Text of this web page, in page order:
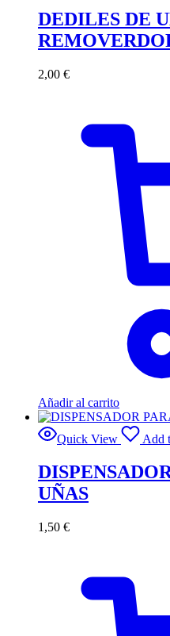
DEDILES DE
2,00 €
Añadir al carrito
Quick View Add
UÑAS
1,50 €